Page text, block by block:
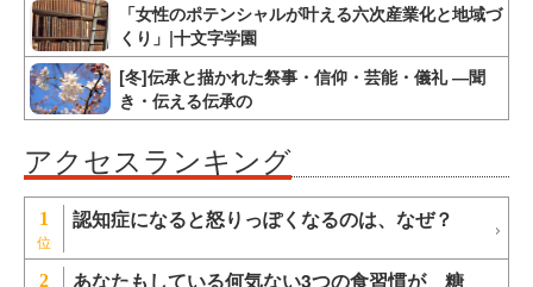
「女性のポテンシャルが叶える六次産業化と地域づ
くり」|十文字学園
[冬]伝承と描かれた祭事・信仰・芸能・儀礼 ―聞
き・伝える伝承の
アクセスランキング
1 認知症になると怒りっぽくなるのは、なぜ？
2 あなたもしている何気ない3つの食習慣が 糖